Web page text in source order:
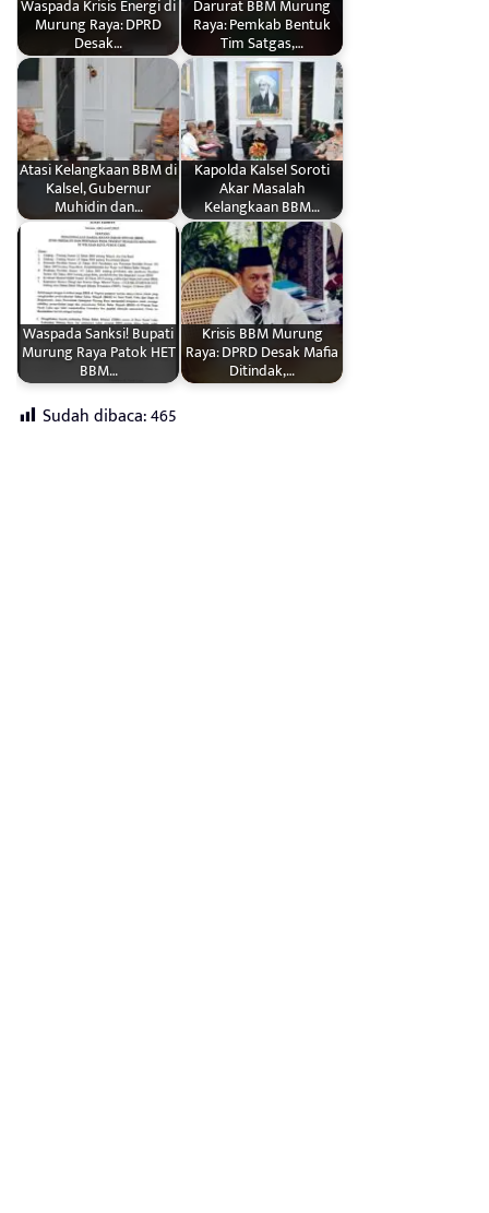
Waspada Krisis Energi di
Murung Raya: DPRD
Desak…
Darurat BBM Murung
Raya: Pemkab Bentuk
Tim Satgas,…
Atasi Kelangkaan BBM di
Kalsel, Gubernur
Muhidin dan…
Kapolda Kalsel Soroti
Akar Masalah
Kelangkaan BBM…
Waspada Sanksi! Bupati
Murung Raya Patok HET
BBM…
Krisis BBM Murung
Raya: DPRD Desak Mafia
Ditindak,…
Sudah dibaca:465